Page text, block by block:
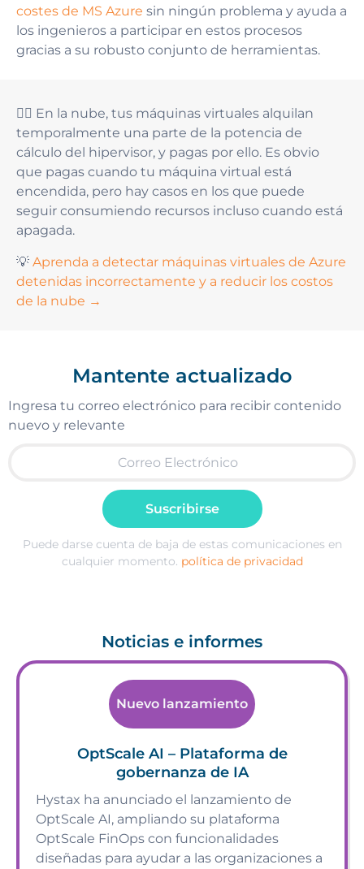
costes de MS Azure sin ningún problema y ayuda a
los ingenieros a participar en estos procesos
gracias a su robusto conjunto de herramientas.
👆🏻 En la nube, tus máquinas virtuales alquilan
temporalmente una parte de la potencia de
cálculo del hipervisor, y pagas por ello. Es obvio
que pagas cuando tu máquina virtual está
encendida, pero hay casos en los que puede
seguir consumiendo recursos incluso cuando está
apagada.
💡 Aprenda a detectar máquinas virtuales de Azure
detenidas incorrectamente y a reducir los costos
de la nube →
Mantente actualizado
Ingresa tu correo electrónico para recibir contenido
nuevo y relevante
Suscribirse
Puede darse cuenta de baja de estas comunicaciones en
cualquier momento. política de privacidad
Noticias e informes
Nuevo lanzamiento
OptScale AI – Plataforma de
gobernanza de IA
Hystax ha anunciado el lanzamiento de
OptScale AI, ampliando su plataforma
OptScale FinOps con funcionalidades
diseñadas para ayudar a las organizaciones a